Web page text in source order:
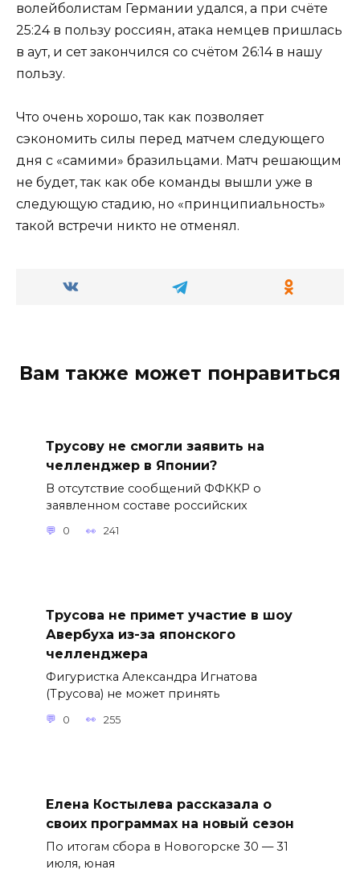
волейболистам Германии удался, а при счёте
25:24 в пользу россиян, атака немцев пришлась
в аут, и сет закончился со счётом 26:14 в нашу
пользу.
Что очень хорошо, так как позволяет
сэкономить силы перед матчем следующего
дня с «самими» бразильцами. Матч решающим
не будет, так как обе команды вышли уже в
следующую стадию, но «принципиальность»
такой встречи никто не отменял.
Вам также может понравиться
Трусову не смогли заявить на
челленджер в Японии?
В отсутствие сообщений ФФККР о
заявленном составе российских
0 241
Трусова не примет участие в шоу
Авербуха из-за японского
челленджера
Фигуристка Александра Игнатова
(Трусова) не может принять
0 255
Елена Костылева рассказала о
своих программах на новый сезон
По итогам сбора в Новогорске 30 — 31
июля, юная